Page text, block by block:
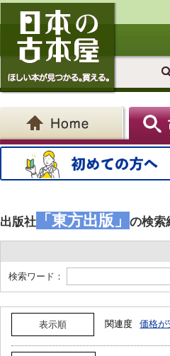
出版社 「東方出版」 の検索
検索ワード：
表示順 関連度 価格が